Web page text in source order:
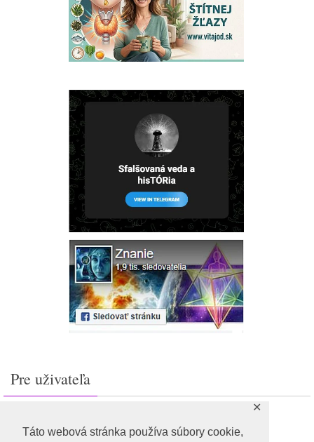
Táto webová stránka používa súbory cookie,
✕
Pre uživateľa
Feed záznamov